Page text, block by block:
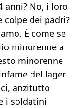
anni? No, i loro
colpe dei padri?
È come se
minorenne a
minorenne
del lager
anzitutto
i soldatini